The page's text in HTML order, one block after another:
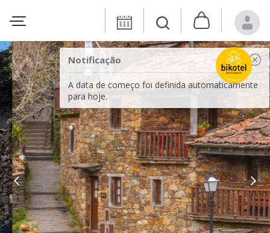
Notificação
A data de começo foi definida automaticamente
para hoje.